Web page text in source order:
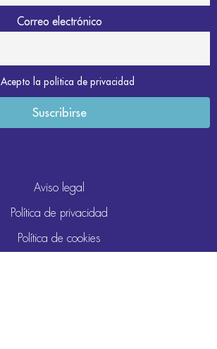
Correo electrónico
Acepto la política de privacidad
Aviso legal
Política de privacidad
Política de cookies